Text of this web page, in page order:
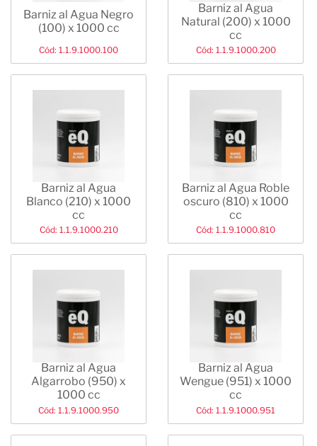
Barniz al Agua Negro
(100) x 1000 cc
Cód: 1.1.9.1000.100
Barniz al Agua
Natural (200) x 1000
cc
Cód: 1.1.9.1000.200
Barniz al Agua
Blanco (210) x 1000
cc
Cód: 1.1.9.1000.210
Barniz al Agua Roble
oscuro (810) x 1000
cc
Cód: 1.1.9.1000.810
Barniz al Agua
Algarrobo (950) x
1000 cc
Cód: 1.1.9.1000.950
Barniz al Agua
Wengue (951) x 1000
cc
Cód: 1.1.9.1000.951